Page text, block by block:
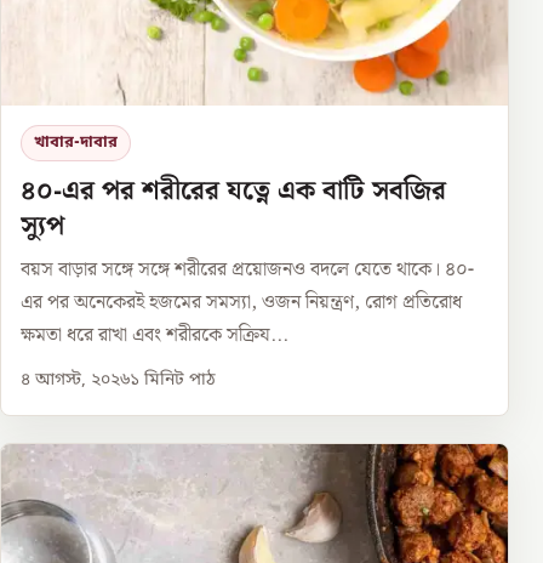
খাবার-দাবার
৪০-এর পর শরীরের যত্নে এক বাটি সবজির
স্যুপ
বয়স বাড়ার সঙ্গে সঙ্গে শরীরের প্রয়োজনও বদলে যেতে থাকে। ৪০-
এর পর অনেকেরই হজমের সমস্যা, ওজন নিয়ন্ত্রণ, রোগ প্রতিরোধ
ক্ষমতা ধরে রাখা এবং শরীরকে সক্রিয...
৪ আগস্ট, ২০২৬১ মিনিট পাঠ